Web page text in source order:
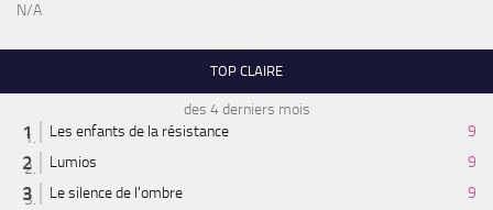
N/A
TOP CLAIRE
des 4 derniers mois
Les enfants de la résistance
9
Lumios
9
Le silence de l'ombre
9